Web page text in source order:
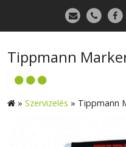
Tippmann
» Szervizelés » Tippmann